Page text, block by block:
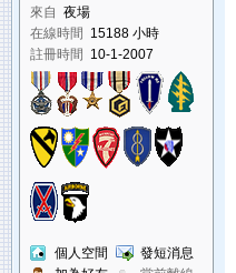
來自 夜場
在線時間 15188 小時
註冊時間
10-1-2007
個人空間
發短消息